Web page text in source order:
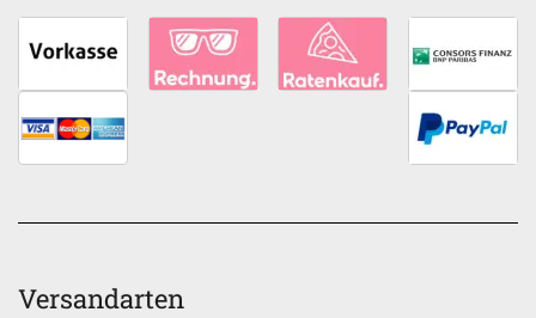
Versandarten